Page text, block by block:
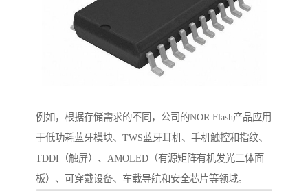
例如，根据存储需求的不同，公司的NOR Flash产品应用
于低功耗蓝牙模块、TWS蓝牙耳机、手机触控和指纹、
TDDI（触屏）、AMOLED（有源矩阵有机发光二体面
板）、可穿戴设备、车载导航和安全芯片等领域。